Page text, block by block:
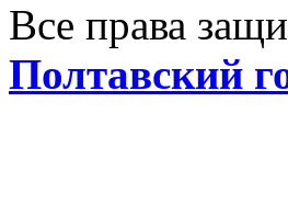
Все права
Полтавский